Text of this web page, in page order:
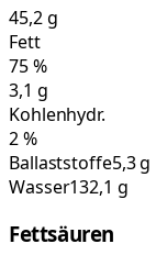
45,2g
Fett
75%
3,1 g
Kohlenhydr.
2%
Ballaststoffe5,3 g
Wasser132,1 g
Fettsäuren